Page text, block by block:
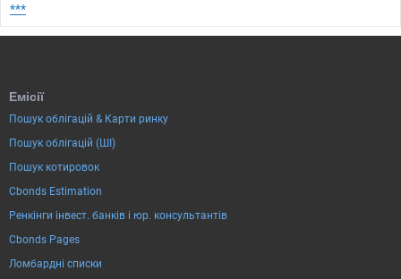
***
Емісії
Пошук облігацій & Карти ринку
Пошук облігацій (ШІ)
Пошук котировок
Cbonds Estimation
Ренкінги інвест. банків і юр. консультантів
Cbonds Pages
Ломбардні списки